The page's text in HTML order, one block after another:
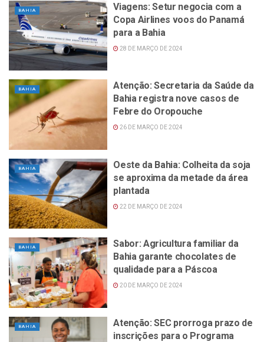
BAHIA
Viagens: Setur negocia com a
Copa Airlines voos do Panamá
para a Bahia
28 DE MARÇO DE 2024
BAHIA
Atenção: Secretaria da Saúde da
Bahia registra nove casos de
Febre do Oropouche
26 DE MARÇO DE 2024
BAHIA
Oeste da Bahia: Colheita da soja
se aproxima da metade da área
plantada
22 DE MARÇO DE 2024
BAHIA
Sabor: Agricultura familiar da
Bahia garante chocolates de
qualidade para a Páscoa
20 DE MARÇO DE 2024
BAHIA
Atenção: SEC prorroga prazo de
inscrições para o Programa